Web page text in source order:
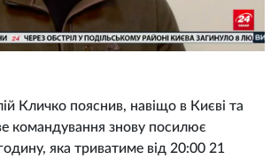
Кличко пояснив, навіщо в Києві та
командування знову посилює
яка триватиме від 20:00 21